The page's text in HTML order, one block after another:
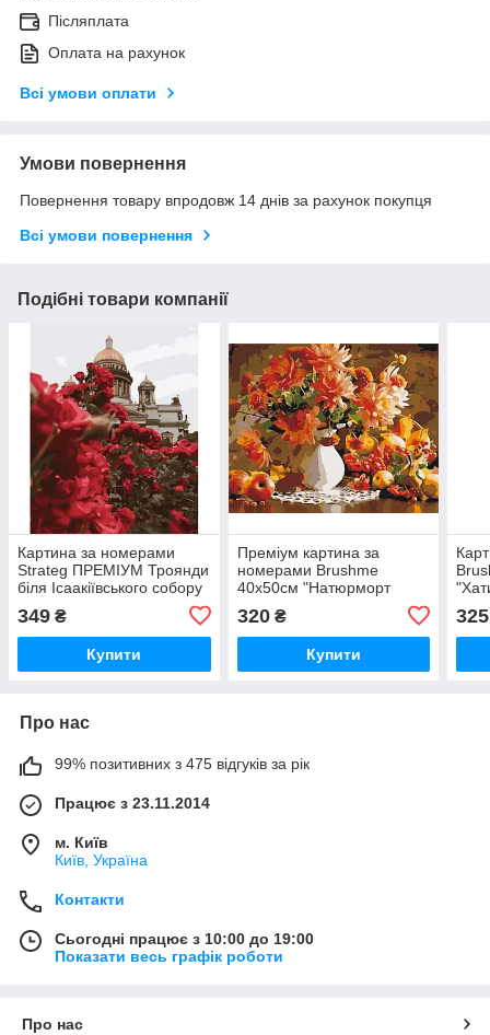
Післяплата
Оплата на рахунок
Всі умови оплати
Умови повернення
Повернення товару впродовж 14 днів за рахунок покупця
Всі умови повернення
Подібні товари компанії
Картина за номерами
Strateg ПРЕМІУМ Троянди
біля Ісаакіївського собору
з лаком розміром 40х50
см (GS1241)
349 ₴
Купити
Преміум картина за
номерами Brushme
40x50см "Натюрморт
320₴
Купити
325
Про нас
99% позитивних з 475 відгуків за рік
Працює з 23.11.2014
м. Київ
Київ, Україна
Контакти
Сьогодні працює з 10:00 до 19:00
Показати весь графік роботи
Про нас